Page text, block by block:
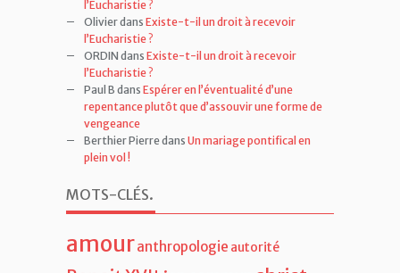
DavindansExiste-t-il un droit à recevoir
l’Eucharistie ?
Olivier dans Existe-t-il un droit à recevoir
l’Eucharistie ?
ORDINdansExiste-t-il un droit à recevoir
l’Eucharistie ?
Paul Bdans
repentance plutôt que d’assouvir une forme de
vengeance
plein vol !
MOTS-CLÉS